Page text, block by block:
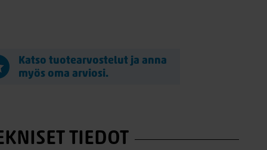
Katso tuotearvostelut ja anna
myös oma arviosi.
TIEDOT